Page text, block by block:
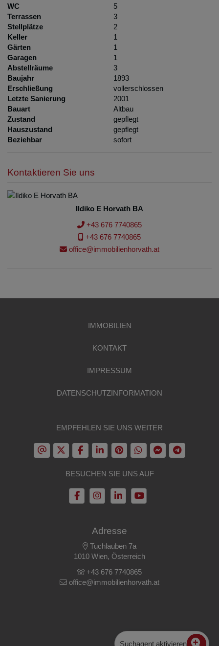
WC
5
Terrassen
3
Stellplätze
2
Keller
1
Gärten
1
Garagen
1
Abstellräume
3
Baujahr
1893
Erschließung
vollerschlossen
Letzte Sanierung
2001
Bauart
Altbau
Zustand
gepflegt
Hauszustand
gepflegt
Beziehbar
sofort
Kontaktieren Sie uns
Ildiko E Horvath BA
+43 676 7740865
+43 676 7740865
office@immobilienhorvath.at
IMMOBILIEN
KONTAKT
IMPRESSUM
DATENSCHUTZINFORMATION
EMPFEHLEN SIE UNS WEITER
BESUCHEN SIE UNS AUF
Adresse
Tuchlauben 7a
1010 Wien, Österreich
+43 676 7740865
office@immobilienhorvath.at
Suchagent aktivieren